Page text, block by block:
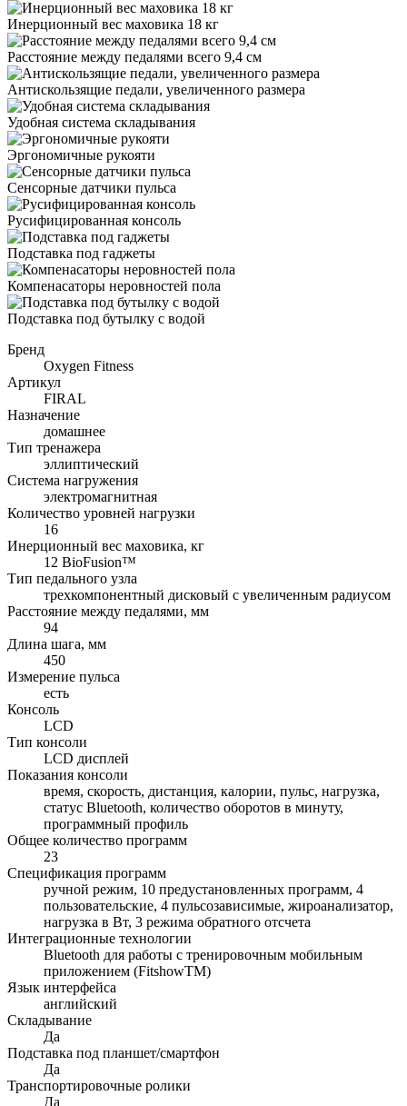
Инерционный вес маховика 18 кг
Расстояние между педалями всего 9,4 см
Антискользящие педали, увеличенного размера
Удобная система складывания
Эргономичные рукояти
Сенсорные датчики пульса
Русифицированная консоль
Подставка под гаджеты
Компенасаторы неровностей пола
Подставка под бутылку с водой
Бренд
Oxygen Fitness
Артикул
FIRAL
Назначение
домашнее
Тип тренажера
эллиптический
Система нагружения
электромагнитная
Количество уровней нагрузки
16
Инерционный вес маховика, кг
12 BioFusion™
Тип педального узла
трехкомпонентный дисковый с увеличенным радиусом
Расстояние между педалями, мм
94
Длина шага, мм
450
Измерение пульса
есть
Консоль
LCD
Тип консоли
LCD дисплей
Показания консоли
время, скорость, дистанция, калории, пульс, нагрузка,
статус Bluetooth, количество оборотов в минуту,
программный профиль
Общее количество программ
23
Спецификация программ
ручной режим, 10 предустановленных программ, 4
пользовательские, 4 пульсозависимые, жироанализатор,
нагрузка в Вт, 3 режима обратного отсчета
Интеграционные технологии
Bluetooth для работы с тренировочным мобильным
приложением (FitshowTM)
Язык интерфейса
английский
Складывание
Да
Подставка под планшет/смартфон
Да
Транспортировочные ролики
Да